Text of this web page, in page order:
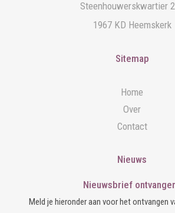
Steenhouwerskwartier
1967 KD Heemskerk
Sitemap
Home
Over
Contact
Nieuws
Nieuwsbrief
Meld je hieronder aan voor het ontvangen